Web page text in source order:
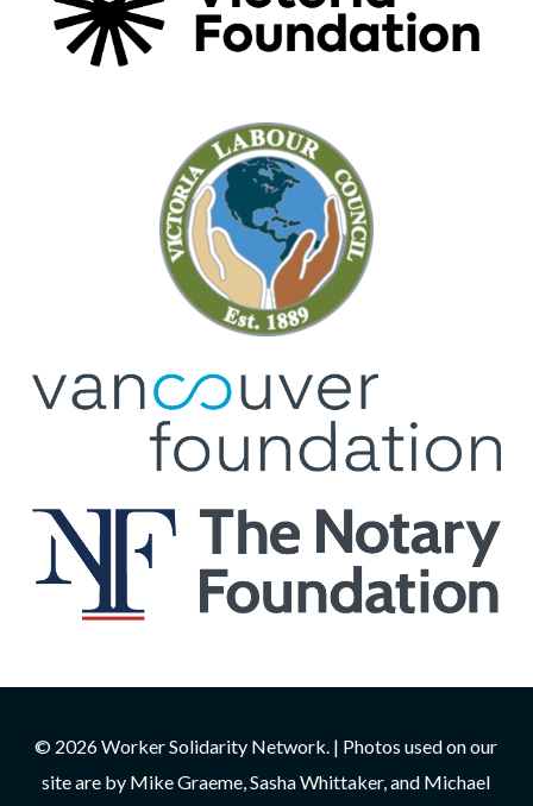
© 2026 Worker Solidarity Network. | Photos used on our
site are by Mike Graeme, Sasha Whittaker, and Michael